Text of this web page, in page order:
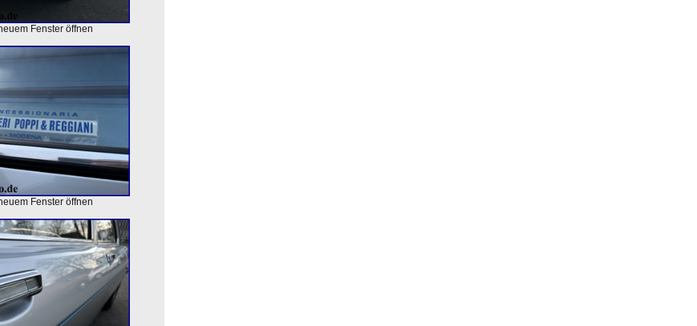
Fenster öffnen
Fenster öffnen